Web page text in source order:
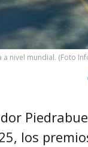
a nivel mundial. (Foto
los